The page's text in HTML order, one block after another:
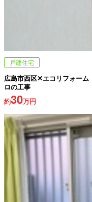
戸建住宅
広島市西区✕エコリフォー
ロの工事
約30万円